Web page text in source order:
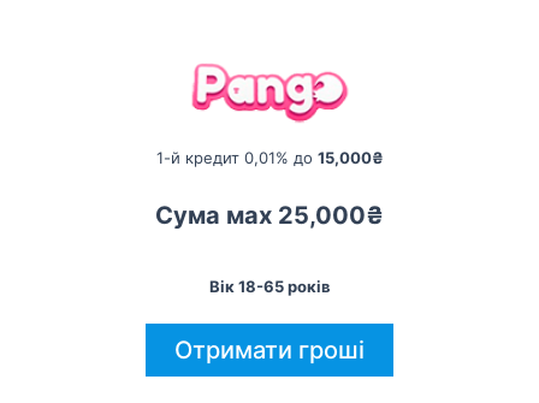
1-й кредит 0,01% до 15,000₴
Сума мах 25,000₴
Вік 18-65 років
Отримати гроші